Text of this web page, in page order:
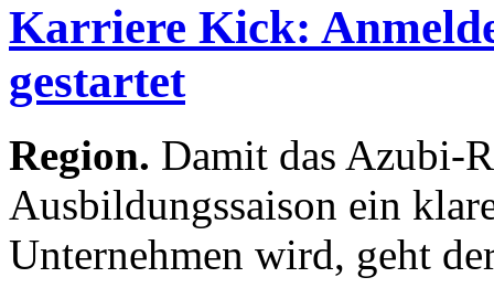
Karriere Kick:
gestartet
Region. Damit das Azubi-
Ausbildungssaison ein
Unternehmen wird, geht